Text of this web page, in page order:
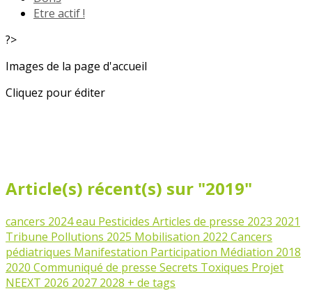
Etre actif !
?>
Images de la page d'accueil
Cliquez pour éditer
Article(s) récent(s) sur "2019"
cancers 2024eau Pesticides Articles de presse 2023 2021
Tribune Pollutions 2025 Mobilisation 2022 Cancers
pédiatriques Manifestation Participation Médiation 2018
2020 Communiqué de presse Secrets Toxiques Projet
NEEXT 2026 2027 2028 + de tags